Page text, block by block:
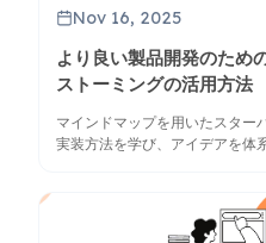
Nov 16, 2025
より良い製品開発のため
ストーミングの活用方法
マインドマップを用いたスター
実装方法を学び、アイデアを体